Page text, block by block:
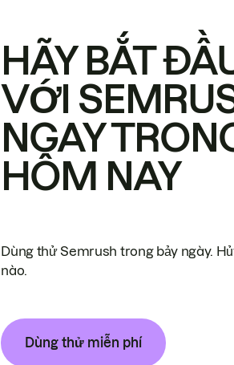
HÃY BẮT
VỚI
NGAY
HÔM NAY
Dùng thử Semrush trong bảy ngày.
nào.
Dùng thử miễn phí